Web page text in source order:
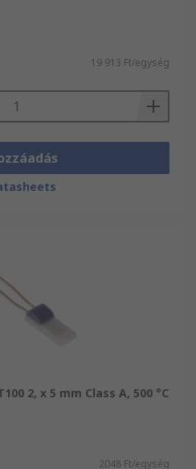
19 913 Ft/egység
2, x 5 mm Class A, 500 °C
2048 Ft/egység